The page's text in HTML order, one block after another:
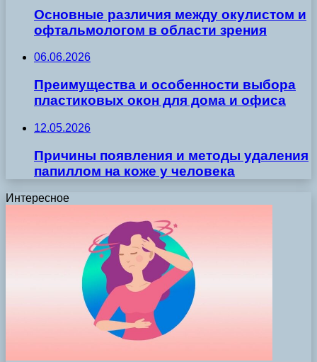
Основные различия между окулистом и
офтальмологом в области зрения
06.06.2026
Преимущества и особенности выбора
пластиковых окон для дома и офиса
12.05.2026
Причины появления и методы удаления
папиллом на коже у человека
Интересное